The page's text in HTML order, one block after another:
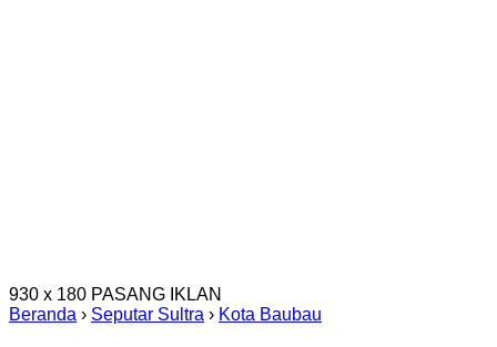
930 x 180 PASANG IKLAN
Beranda › Seputar Sultra › Kota Baubau